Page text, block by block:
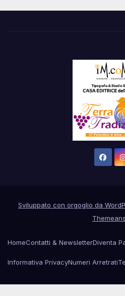
Sviluppato con orgoglio da
HomeContatti & NewsletterDiventa
Informativa PrivacyNumeri Arretrati